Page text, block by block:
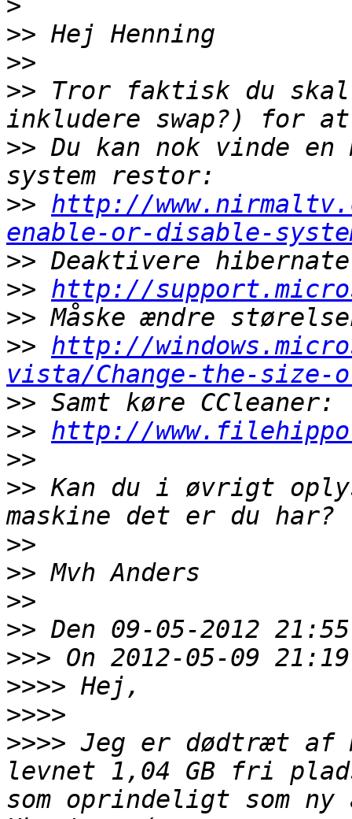
>
>>
>>
>> Tror faktisk du skal
>> Du kan nok vinde
>> http://
enable-or-disable-
>>
>> http://
>>
>> http://
vista/Change-the-size-
>>
>> http://
>>
>> Kan du i øvrigt
>>
>>
>>
>>
>>>
>>>>
>>>>
>>>> Jeg er dødtræt af
levnet 1,04 GB fri
som oprindeligt som